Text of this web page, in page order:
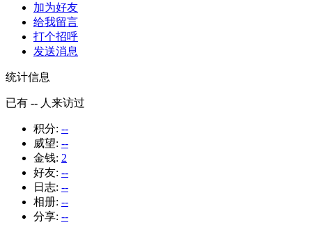
加为好友
给我留言
打个招呼
发送消息
统计信息
已有 -- 人来访过
积分: --
威望: --
金钱: 2
好友: --
日志: --
相册: --
分享: --